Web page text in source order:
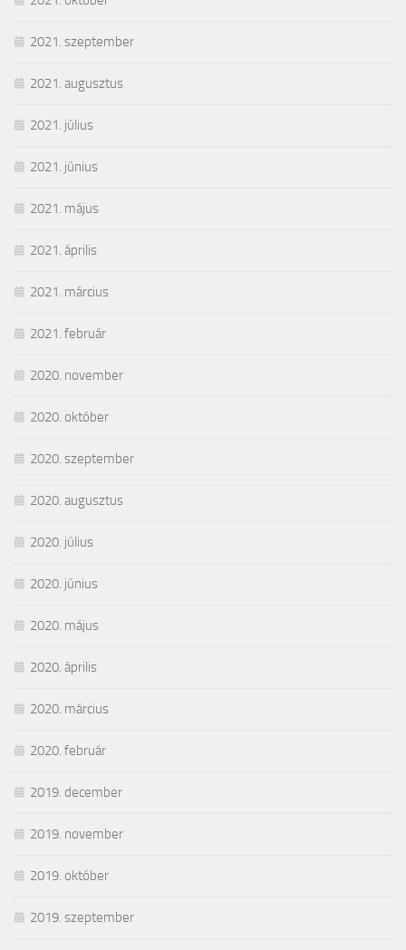
2021. szeptember
2021. augusztus
2021. július
2021. június
2021. május
2021. április
2021. március
2021. február
2020. november
2020. október
2020. szeptember
2020. augusztus
2020. július
2020. június
2020. május
2020. április
2020. március
2020. február
2019. december
2019. november
2019. október
2019. szeptember